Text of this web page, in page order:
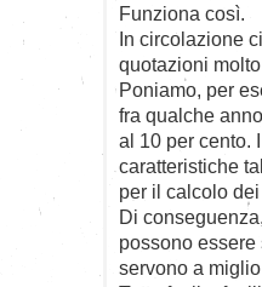
Funziona così.
In circolazione
quotazioni
Poniamo, per
fra qualche
al 10 per cento.
caratteristiche
per il calcolo
Di
possono
servono a